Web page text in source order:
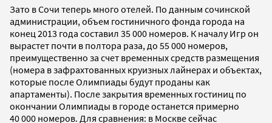
Зато в Сочи теперь много отелей. По данным сочинской
администрации, объем гостиничного фонда города на
конец 2013 года составил 35 000 номеров. К началу Игр он
вырастет почти в полтора раза, до 55 000 номеров,
преимущественно за счет временных средств размещения
(номера в зафрахтованных круизных лайнерах и объектах,
которые после Олимпиады будут проданы как
апартаменты). После закрытия временных гостиниц по
окончании Олимпиады в городе останется примерно
40 000 номеров. Для сравнения: в Москве сейчас